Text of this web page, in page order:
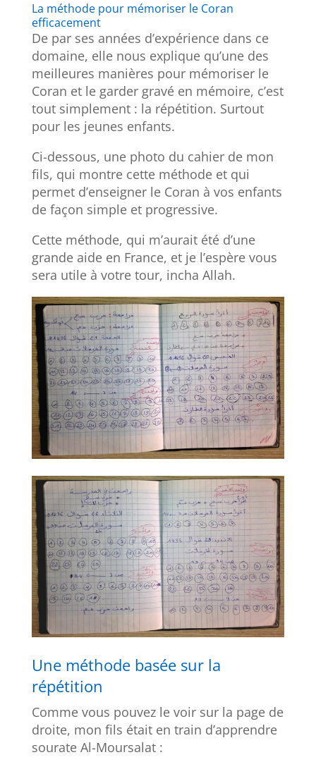
La méthode pour mémoriser le Coran
efficacement
De par ses années d’expérience dans ce
domaine, elle nous explique qu’une des
meilleures manières pour mémoriser le
Coran et le garder gravé en mémoire, c’est
tout simplement : la répétition. Surtout
pour les jeunes enfants.
Ci-dessous, une photo du cahier de mon
fils, qui montre cette méthode et qui
permet d’enseigner le Coran à vos enfants
de façon simple et progressive.
Cette méthode, qui m’aurait été d’une
grande aide en France, et je l’espère vous
sera utile à votre tour, incha Allah.
Une méthode basée sur la
répétition
Comme vous pouvez le voir sur la page de
droite, mon fils était en train d’apprendre
sourate Al-Moursalat :